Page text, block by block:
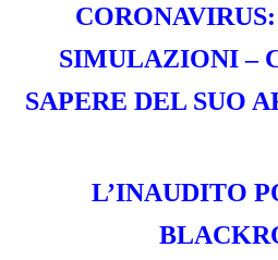
SIMULAZIONI –
SAPERE DEL SUO
L’INAUDITO